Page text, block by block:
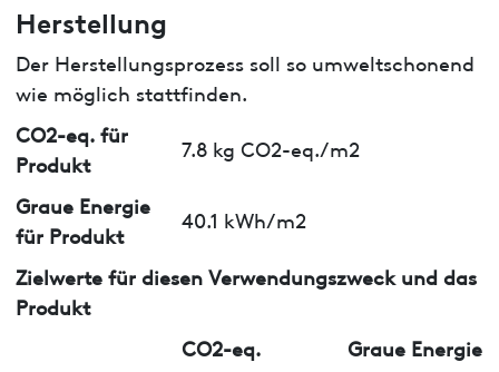
Herstellung
Der Herstellungsprozess soll so umweltschonend
wie möglich stattfinden.
CO2-eq. für
Produkt
7.8 kg CO2-eq./m2
Graue Energie
für Produkt
40.1 kWh/m2
Zielwerte für diesen Verwendungszweck und das
Produkt
CO2-eq.
Graue Energie